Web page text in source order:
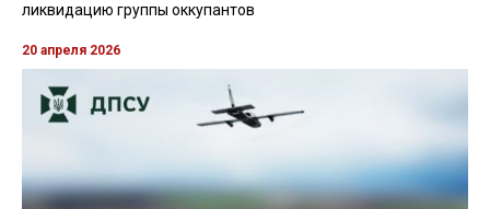
ликвидацию группы оккупантов
20 апреля 2026